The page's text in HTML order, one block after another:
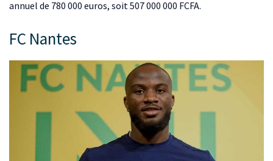
annuel de 780 000 euros, soit 507 000 000 FCFA.
FC Nantes